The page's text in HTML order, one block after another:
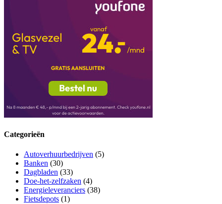
Categorieën
Autoverhuurbedrijven (5)
Banken (30)
Dagbladen (33)
Doe-het-zelfzaken (4)
Energieleveranciers (38)
Fietsdepots (1)